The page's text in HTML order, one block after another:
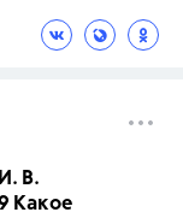
В.
Какое